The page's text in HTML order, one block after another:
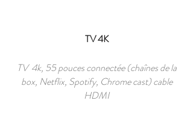
TV 4K
TV 4k, 55 pouces connectée (chaînes de la
box, Netflix, Spotify, Chrome cast) cable
HDMI